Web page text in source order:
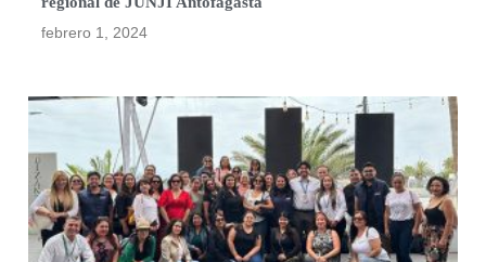
febrero 1, 2024